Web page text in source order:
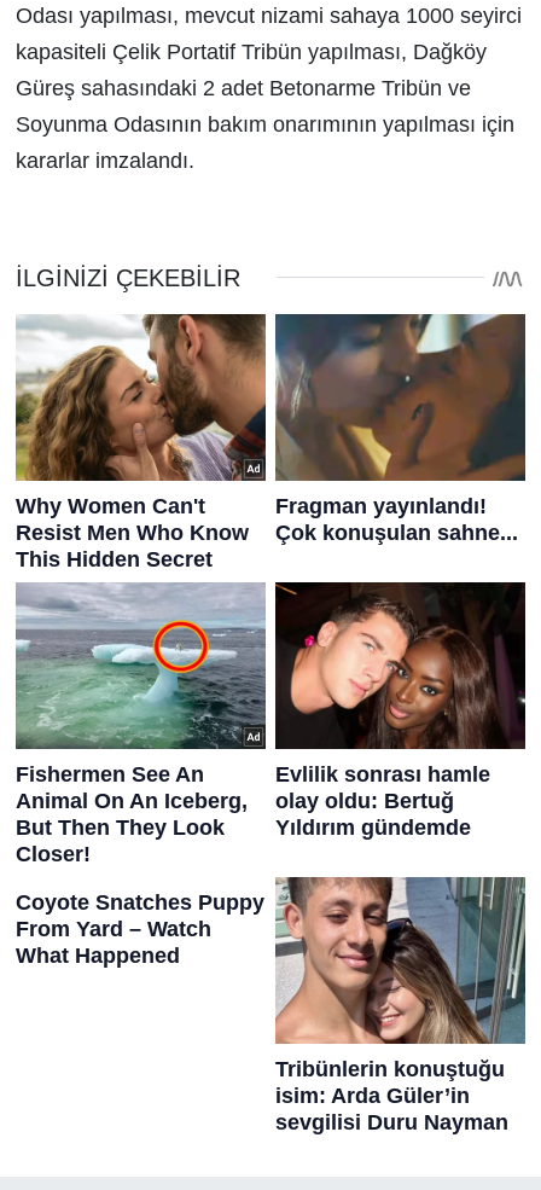
Odası yapılması, mevcut nizami sahaya 1000 seyirci
kapasiteli Çelik Portatif Tribün yapılması, Dağköy
Güreş sahasındaki 2 adet Betonarme Tribün ve
Soyunma Odasının bakım onarımının yapılması için
kararlar imzalandı.